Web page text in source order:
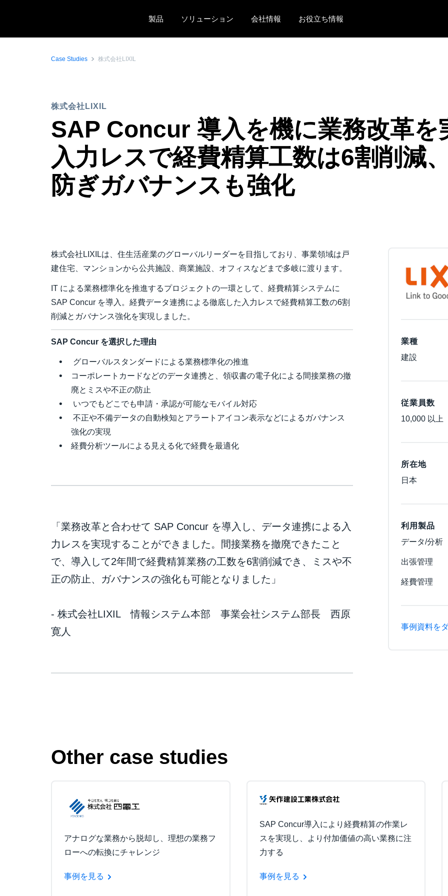
製品
ソリューション 会社情報 お役立ち情報
México (Español)
Brasil (Português)
Italia (Italiano)
Nederlands (English)
Case Studies 株式会社LIXIL
株式会社LIXIL
SAP Concur 導入を機に業務改革を
入力レスで経費精算工数は6割削減
防ぎガバナンスも強化
株式会社LIXILは、住生活産業のグローバルリーダーを目指しており、事業領域は戸
建住宅、マンションから公共施設、商業施設、オフィスなどまで多岐に渡ります。
IT による業務標準化を推進するプロジェクトの一環として、経費精算システムに
SAP Concur を導入。経費データ連携による徹底した入力レスで経費精算工数の6割
削減とガバナンス強化を実現しました。
SAP Concur を選択した理由
グローバルスタンダードによる業務標準化の推進
コーポレートカードなどのデータ連携と、領収書の電子化による間接業務の撤
廃とミスや不正の防止
いつでもどこでも申請・承認が可能なモバイル対応
不正や不備データの自動検知とアラートアイコン表示などによるガバナンス
強化の実現
経費分析ツールによる見える化で経費を最適化
「業務改革と合わせて SAP Concur を導入し、データ連携による入
力レスを実現することができました。間接業務を撤廃できたこと
で、導入して2年間で経費精算業務の工数を6割削減でき、ミスや不
正の防止、ガバナンスの強化も可能となりました」
- 株式会社LIXIL 情報システム本部 事業会社システム部長 西原
寛人
業種
建設
従業員数
10,000 以上
所在地
日本
利用製品
データ/分析
出張管理
経費管理
事例資料を
Other case studies
アナログな業務から脱却し、理想の業務フ
ローへの転換にチャレンジ
事例を見る
SAP Concur導入により経費精算の作業レ
スを実現し、より付加価値の高い業務に注
力する
事例を見る